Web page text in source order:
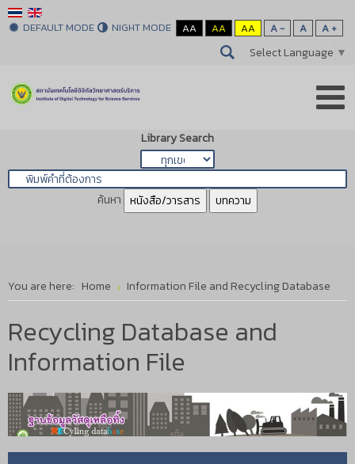
DEFAULT MODE NIGHT MODE AA AA AA A - A A +
Select Language ▼
Library Search
ค้นหา หนังสือ/วารสาร บทความ
You are here: Home Information File and Recycling Database
Recycling Database and
Information File